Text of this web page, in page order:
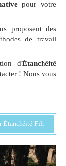
pour votre
proposent des
de travail
d'Étanchéité
! Nous vous
Étanchéité Fils